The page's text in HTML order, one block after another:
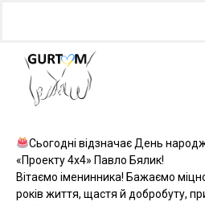
Сьогодні відзначає День
«Проекту 4х4» Павло Бялик!
Вітаємо іменинника! Бажаємо
років життя, щастя й добробуту,